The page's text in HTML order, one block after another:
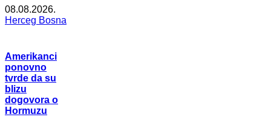
08.08.2026.
Herceg Bosna
Amerikanci
ponovno
tvrde da su
blizu
dogovora o
Hormuzu